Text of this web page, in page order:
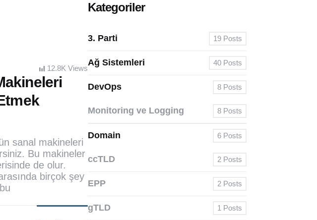
12.8K Views
sanal makineleri
Bu makineler
de olur.
birçok şey
Kategoriler
3. Parti 19 Posts
Ağ Sistemleri 40 Posts
DevOps 8 Posts
Monitoring ve Logging 8 Posts
Domain 6 Posts
ccTLD 2 Posts
EPP 2 Posts
gTLD 1 Posts